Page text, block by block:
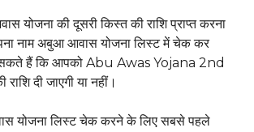
योजना की दूसरी किस्त की राशि प्राप्त करना
नाम अबुआ आवास योजना लिस्ट में चेक कर
हैं कि आपको Abu Awas Yojana 2nd
दी जाएगी या नहीं।
योजना लिस्ट चेक करने के लिए सबसे पहले